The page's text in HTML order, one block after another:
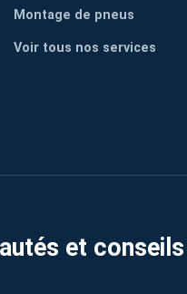
Montage de pneus
Voir tous nos services
et conseils